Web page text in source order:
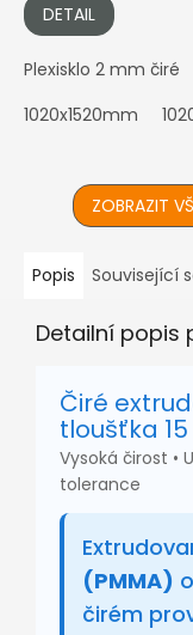
DETAIL
Plexisklo 2 mm čiré
1020x1520mm
ZOBRAZIT
Popis Související
Detailní popis
Čiré
tloušťka
Vysoká čirost •
tolerance
(PMMA)
čirém